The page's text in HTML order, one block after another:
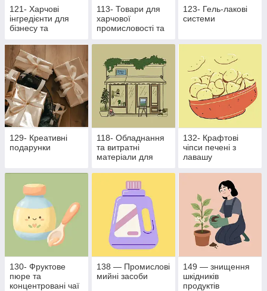
121- Харчові
інгредієнти для
бізнесу та
113- Товари для
харчової
промисловості та
бізнесу
123- Гель-лакові
системи
129- Креативні
подарунки
118- Обладнання
та витратні
матеріали для
промисловості
132- Крафтові
чіпси печені з
лавашу
130- Фруктове
пюре та
концентровані чаї
138 — Промислові
мийні засоби
149 — знищення
шкідників
продуктів